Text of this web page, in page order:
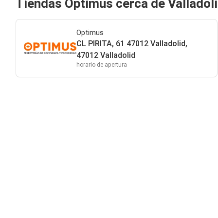
Tiendas Optimus cerca de
Optimus
CL PIRITA, 61 47012 Valladolid,
47012 Valladolid
horario de apertura